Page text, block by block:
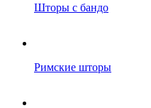
Шторы с бандо
Римские шторы